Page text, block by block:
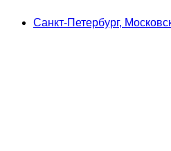
Санкт-Петербург,